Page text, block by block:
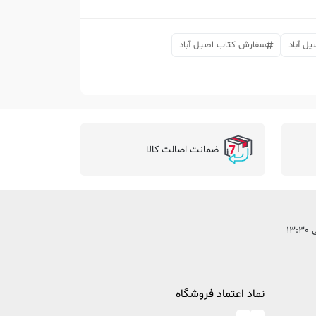
آباد
سفارش کتاب اصیل آباد
ضمانت اصالت کالا
نماد اعتماد فروشگاه